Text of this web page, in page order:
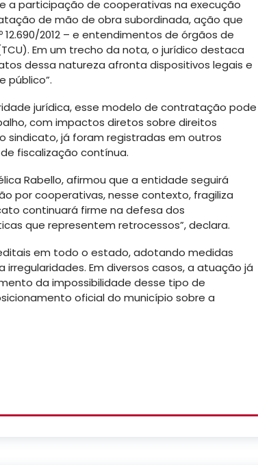
a participação de cooperativas na execução
de mão de obra subordinada, ação que
2012 – e entendimentos de órgãos de
Em um trecho da nota, o jurídico destaca
dessa natureza afronta dispositivos legais e
público”.
jurídica, esse modelo de contratação pode
com impactos diretos sobre direitos
sindicato, já foram registradas em outros
fiscalização contínua.
Rabello, afirmou que a entidade seguirá
por cooperativas, nesse contexto, fragiliza
continuará firme na defesa dos
que representem retrocessos”, declara.
em todo o estado, adotando medidas
Em diversos casos, a atuação já
da impossibilidade desse tipo de
oficial do município sobre a